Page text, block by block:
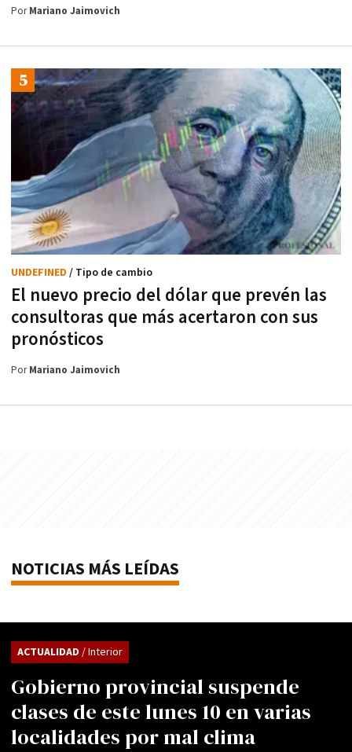
PorMariano Jaimovich
El nuevo precio del dólar que prevén las
consultoras que más acertaron con sus
pronósticos
UNDEFINED / Tipo de cambio
PorMariano Jaimovich
NOTICIAS MÁS LEÍDAS
Gobierno provincial suspende
clases de este lunes 10 en varias
localidades por mal clima
ACTUALIDAD / Interior